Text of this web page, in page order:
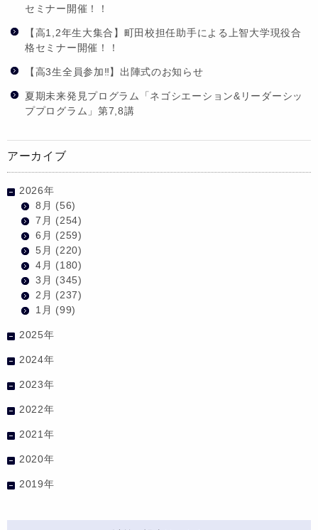
セミナー開催！！
【高1,2年生大集合】町田校担任助手による上智大学現役合
格セミナー開催！！
【高3生全員参加‼】出陣式のお知らせ
夏期未来発見プログラム「ネゴシエーション&リーダーシッ
ププログラム」第7,8講
アーカイブ
2026年
8月 (56)
7月 (254)
6月 (259)
5月 (220)
4月 (180)
3月 (345)
2月 (237)
1月 (99)
2025年
2024年
2023年
2022年
2021年
2020年
2019年